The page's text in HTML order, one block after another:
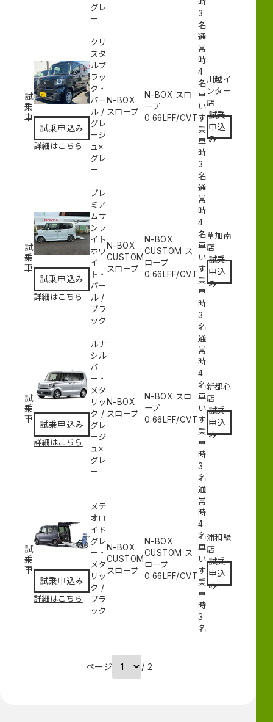
グレ
ー
3
名
試
乗
車
試乗申込み
詳細はこちら
クリ
スタ
ルブ
ラッ
ク・
パー
ル/
グレ
ージ
ュ×
グレ
ー
N-BOX
スロープ
N-BOX スロ
ープ
0.66LFF/CVT
通
常
時
4
名
車
い
す
乗
車
時
3
名
川越イ
ンター
店
試乗
申込
み
試
乗
車
試乗申込み
詳細はこちら
プレ
ミア
ムサ
ンラ
イト
ホワ
イ
ト・
パー
ル/
ブラ
ック
N-BOX
CUSTOM
スロープ
N-BOX
CUSTOM ス
ロープ
0.66LFF/CVT
通
常
時
4
名
車
い
す
乗
車
時
3
名
草加南
店
試乗
申込
み
試
乗
車
試乗申込み
詳細はこちら
ルナ
シル
バ
ー・
メタ
リッ
ク /
グレ
ージ
ュ×
グレ
ー
N-BOX
スロープ
N-BOX スロ
ープ
0.66LFF/CVT
通
常
時
4
名
車
い
す
乗
車
時
3
名
新都心
店
試乗
申込
み
試
乗
車
試乗申込み
詳細はこちら
メテ
オロ
イド
グレ
ー・
メタ
リッ
ク /
ブラ
ック
N-BOX
CUSTOM
スロープ
N-BOX
CUSTOM ス
ロープ
0.66LFF/CVT
通
常
時
4
名
車
い
す
乗
車
時
3
名
浦和緑
店
試乗
申込
み
ページ / 2